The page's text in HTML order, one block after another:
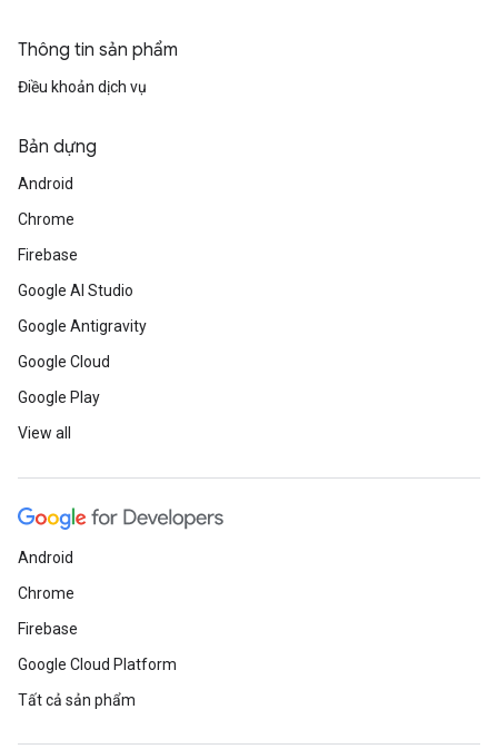
Thông tin sản phẩm
Điều khoản dịch vụ
Bản dựng
Android
Chrome
Firebase
Google AI Studio
Google Antigravity
Google Cloud
Google Play
View all
Android
Chrome
Firebase
Google Cloud Platform
Tất cả sản phẩm